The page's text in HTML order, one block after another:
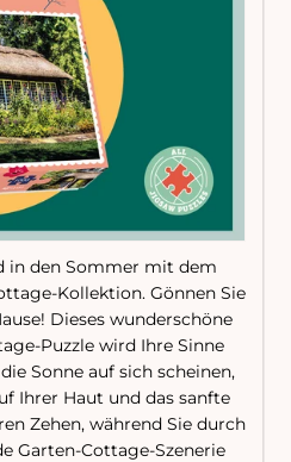
in den Sommer mit dem
Kollektion. Gönnen Sie
Dieses wunderschöne
Puzzle wird Ihre Sinne
Sonne auf sich scheinen,
Ihrer Haut und das sanfte
Zehen, während Sie durch
Garten-Cottage-Szenerie